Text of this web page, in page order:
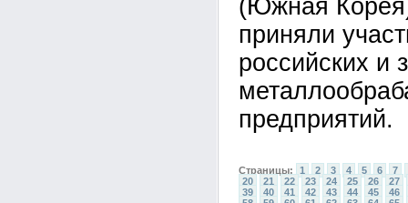
(Южная
приняли
российских и
предприятий.
Страницы: 1 2 3 4 5 6
7
20
21 22 23 24 25 26
27
39
40 41 42 43 44 45
46